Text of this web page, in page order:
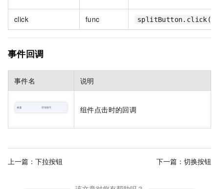
click func splitButton.click()
事件回调
事件名 说明
组件点击时的回调
上一篇： 下拉按钮 下一篇： 切换按钮